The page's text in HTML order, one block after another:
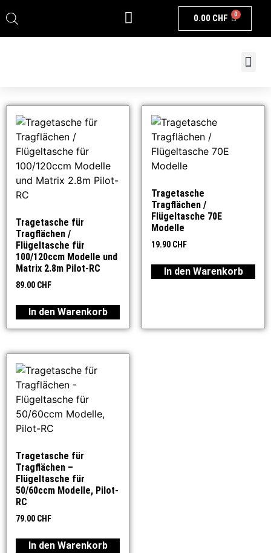
0.00 CHF 0
Tragetasche für
Tragflächen /
Flügeltasche für
100/120ccm Modelle und
Matrix 2.8m Pilot-RC
89.00 CHF
In den Warenkorb
Tragetasche
Tragflächen /
Flügeltasche 70E
Modelle
19.90 CHF
In den Warenkorb
Tragetasche für
Tragflächen –
Flügeltasche für
50/60ccm Modelle, Pilot-
RC
79.00 CHF
In den Warenkorb